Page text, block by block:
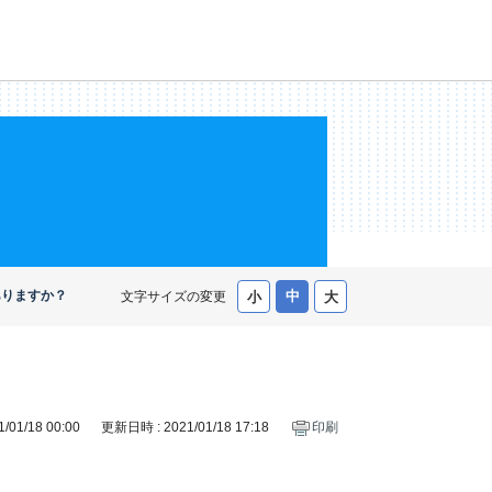
文字サイズの変更
ますか？
01/18 00:00 更新日時 : 2021/01/18 17:18 印刷